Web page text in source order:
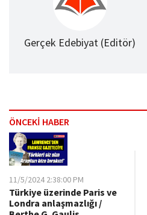
Gerçek Edebiyat (Editör)
ÖNCEKİ HABER
11/5/2024 2:38:00 PM
Türkiye üzerinde Paris ve
Londra anlaşmazlığı /